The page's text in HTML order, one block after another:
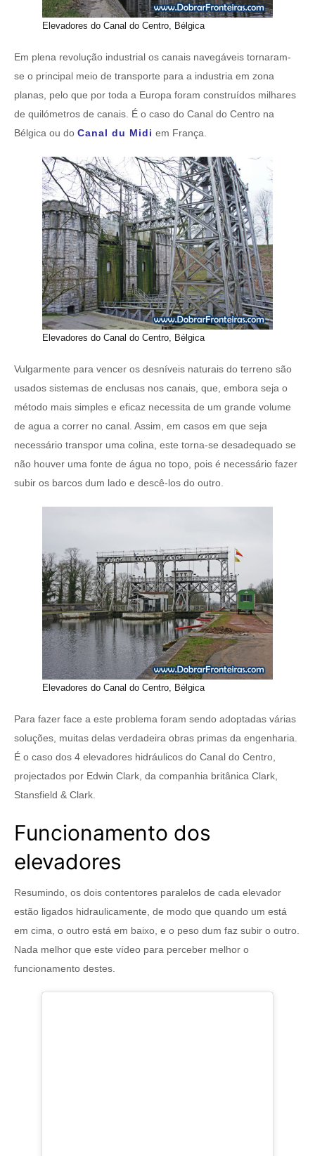
Elevadores do Canal do Centro, Bélgica
Em plena revolução industrial os canais navegáveis tornaram-
se o principal meio de transporte para a industria em zona
planas, pelo que por toda a Europa foram construídos milhares
de quilómetros de canais. É o caso do Canal do Centro na
Bélgica ou do Canal du Midi em França.
Elevadores do Canal do Centro, Bélgica
Vulgarmente para vencer os desníveis naturais do terreno são
usados sistemas de enclusas nos canais, que, embora seja o
método mais simples e eficaz necessita de um grande volume
de agua a correr no canal. Assim, em casos em que seja
necessário transpor uma colina, este torna-se desadequado se
não houver uma fonte de água no topo, pois é necessário fazer
subir os barcos dum lado e descê-los do outro.
Elevadores do Canal do Centro, Bélgica
Para fazer face a este problema foram sendo adoptadas várias
soluções, muitas delas verdadeira obras primas da engenharia.
É o caso dos 4 elevadores hidráulicos do Canal do Centro,
projectados por Edwin Clark, da companhia britânica Clark,
Stansfield & Clark.
Funcionamento dos
elevadores
Resumindo, os dois contentores paralelos de cada elevador
estão ligados hidraulicamente, de modo que quando um está
em cima, o outro está em baixo, e o peso dum faz subir o outro.
Nada melhor que este vídeo para perceber melhor o
funcionamento destes.